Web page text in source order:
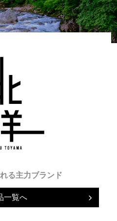
る主力ブランド
一覧へ